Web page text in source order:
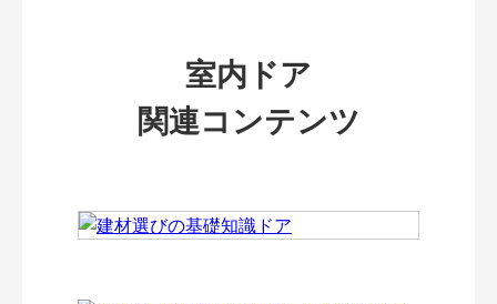
室内ドア
関連コンテンツ